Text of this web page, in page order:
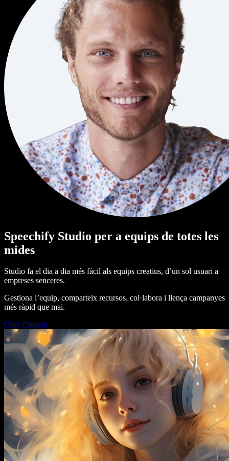
Speechify Studio per a equips de totes les
mides
Studio fa el dia a dia més fàcil als equips creatius, d’un sol usuari a
empreses senceres.
Gestiona l’equip, comparteix recursos, col·labora i llença campanyes
més ràpid que mai.
Obre l'Studio